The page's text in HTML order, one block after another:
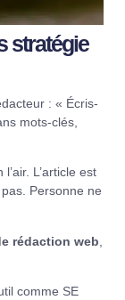
stratégie
: « Écris-
mots-clés,
L’article est
Personne ne
rédaction web
comme SE